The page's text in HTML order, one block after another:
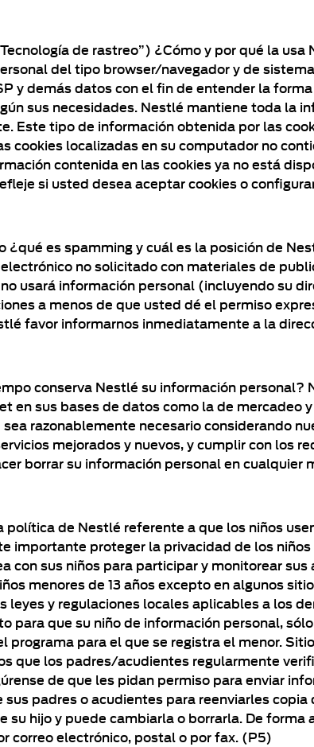
de rastreo”) ¿Cómo y por qué la
del tipo browser/navegador y de
y demás datos con el fin de entender la
sus necesidades. Nestlé mantiene toda la
Este tipo de información obtenida por las
cookies localizadas en su computador no
contenida en las cookies ya no está
si usted desea aceptar cookies o
¿qué es spamming y cuál es la posición de
no solicitado con materiales de
usará información personal (incluyendo su
a menos de que usted dé el permiso
favor informarnos inmediatamente a la
conserva Nestlé su información
en sus bases de datos como la de mercadeo
razonablemente necesario considerando
mejorados y nuevos, y cumplir con los
borrar su información personal en cualquier
política de Nestlé referente a que los niños
importante proteger la privacidad de los
con sus niños para participar y monitorear
menores de 13 años excepto en algunos
leyes y regulaciones locales aplicables a los
para que su niño de información personal,
programa para el que se registra el menor.
que los padres/acudientes regularmente
de que les pidan permiso para enviar
sus padres o acudientes para reenviarles
su hijo y puede cambiarla o borrarla. De
correo electrónico, postal o por fax. (P5)